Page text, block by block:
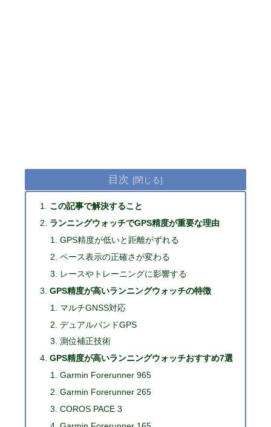
目次
この記事で解決すること
ランニングウォッチでGPS精度が重要な理由
GPS精度が低いと距離がずれる
ペース表示の正確さが変わる
レースやトレーニングに影響する
GPS精度が高いランニングウォッチの特徴
マルチGNSS対応
デュアルバンドGPS
測位補正技術
GPS精度が高いランニングウォッチおすすめ7選
Garmin Forerunner 965
Garmin Forerunner 265
COROS PACE 3